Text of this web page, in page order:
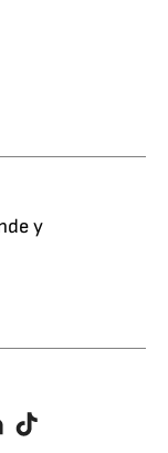
y
TikTok